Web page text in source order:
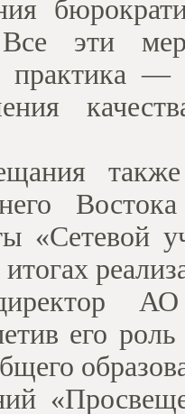
Все эти
практика
«Сетевой
его